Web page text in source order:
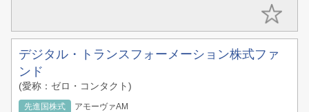
デジタル・トランスフォーメーション株式ファ
ンド
(愛称：ゼロ・コンタクト)
先進国株式 アモーヴァAM